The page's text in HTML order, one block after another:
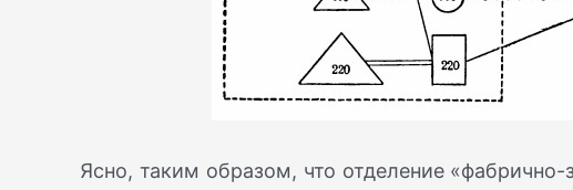
Ясно, таким образом, что отделение